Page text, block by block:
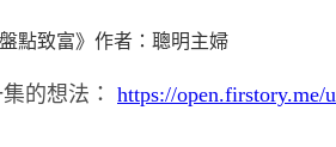
盤點致富》作者：聰明主婦
的想法： https://open.firstory.me/